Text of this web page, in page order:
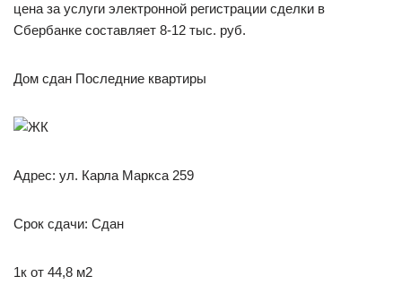
цена за услуги электронной регистрации сделки в
Сбербанке составляет 8-12 тыс. руб.
Дом сдан Последние квартиры
Адрес: ул. Карла Маркса 259
Срок сдачи: Сдан
1к от 44,8 м2